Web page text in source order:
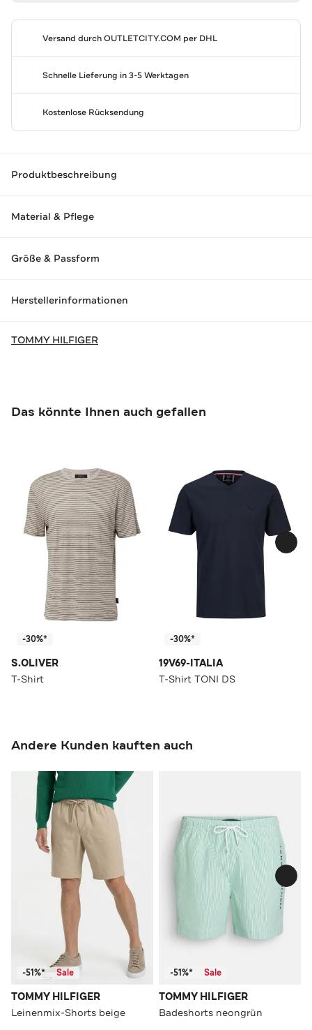
Versand durchOUTLETCITY.COM per DHL
Schnelle Lieferung in 3-5 Werktagen
Kostenlose Rücksendung
Produktbeschreibung
Material & Pflege
Größe & Passform
Herstellerinformationen
TOMMY HILFIGER
Das könnte Ihnen auch gefallen
-30%*
S.OLIVER
T-Shirt
-30%*
19V69-ITALIA
T-Shirt TONI DS
Andere Kunden kauften auch
-51%* Sale
TOMMY HILFIGER
Leinenmix-Shorts beige
-51%* Sale
TOMMY HILFIGER
Badeshorts neongrün